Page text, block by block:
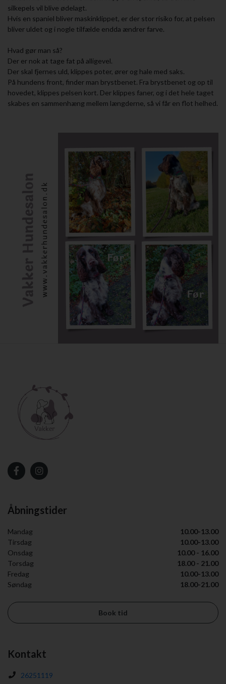
silkepels vil blive ødelagt.
Hvis en spaniel bliver maskinklippet, er der stor risiko for, at pelsen
bliver uldet og i nogle tilfælde endda ændrer farve.
Hvad gør man så?
Der er nok at tage fat på alligevel.
Der skal fjernes uld, klippes poter, ører og hale med saks.
På hundens front, finder man brystbenet. Fra brystbenet og op til
hovedet, klippes pelsen kort. Der klippes faner, og i det hele taget
skabes en sammenhæng mellem længderne, så vi får en flot helhed.
Åbningstider
Mandag
10.00-13.00
Tirsdag
10.00-13.00
Onsdag
10.00 - 16.00
Torsdag
18.00 - 21.00
Fredag
10.00-13.00
Søndag
18.00-21.00
Book tid
Kontakt
26251119